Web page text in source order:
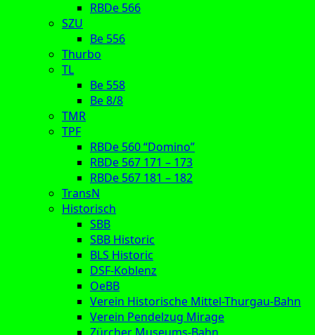
RBDe 566
SZU
Be 556
Thurbo
TL
Be 558
Be 8/8
TMR
TPF
RBDe 560 “Domino”
RBDe 567 171 – 173
RBDe 567 181 – 182
TransN
Historisch
SBB
SBB Historic
BLS Historic
DSF-Koblenz
OeBB
Verein Historische Mittel-Thurgau-Bahn
Verein Pendelzug Mirage